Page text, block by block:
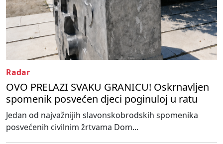
Radar
OVO PRELAZI SVAKU GRANICU! Oskrnavljen
spomenik posvećen djeci poginuloj u ratu
Jedan od najvažnijih slavonskobrodskih spomenika
posvećenih civilnim žrtvama Dom...